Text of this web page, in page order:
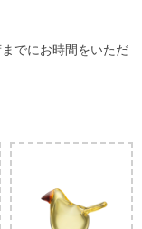
でにお時間をいただ